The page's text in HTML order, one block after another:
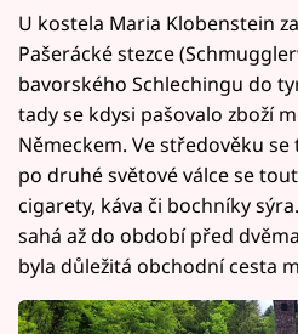
U kostela Maria Klobenstein
Pašerácké stezce
bavorského Schlechingu do
tady se kdysi pašovalo zboží
Německem. Ve středověku
po druhé světové válce se
cigarety, káva či bochníky
sahá až do období před
byla důležitá obchodní cesta